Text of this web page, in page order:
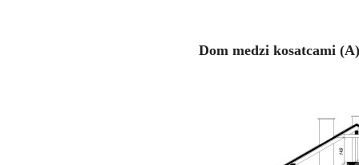
Dom medzi kosatcami